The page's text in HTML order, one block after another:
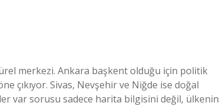
merkezi. Ankara başkent olduğu için politik
çıkıyor. Sivas, Nevşehir ve Niğde ise doğal
var sorusu sadece harita bilgisini değil, ülkenin